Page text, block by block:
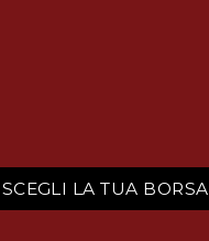
SCEGLI LA TUA BORSA